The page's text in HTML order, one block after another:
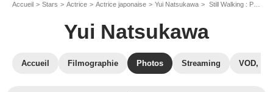
Accueil Stars Actrice Actrice japonaise Yui Natsukawa Still Walking : Photo Yui Natsukawa, Hiroshi Abe, Kiki Kirin
Yui Natsukawa
Accueil Filmographie Photos Streaming VOD,